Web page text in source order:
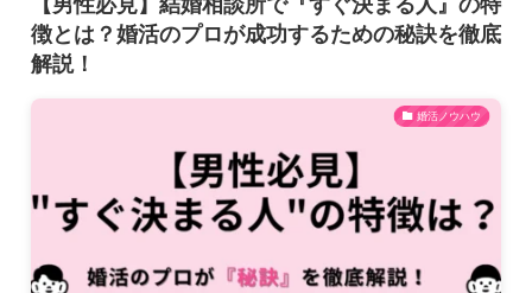
【男性必見】結婚相談所で『すぐ決まる人』の特
徴とは？婚活のプロが成功するための秘訣を徹底
解説！
婚活ノウハウ